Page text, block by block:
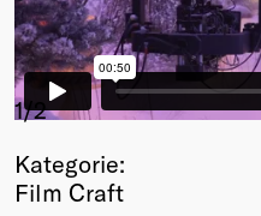
Past
Membership
Info
Young Creatives
Friends of Creativity
1/2
Kategorie:
Film Craft